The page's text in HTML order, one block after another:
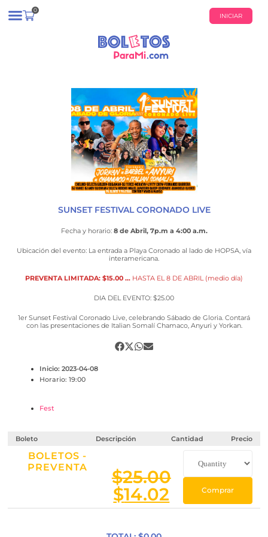
0
INICIAR
SUNSET FESTIVAL CORONADO LIVE
Fecha y horario: 8 de Abril, 7p.m a 4:00 a.m.
Ubicación del evento: La entrada a Playa Coronado al lado de HOPSA, vía
interamericana.
PREVENTA LIMITADA: $15.00 … HASTA EL 8 DE ABRIL (medio día)
DIA DEL EVENTO: $25.00
1er Sunset Festival Coronado Live, celebrando Sábado de Gloria. Contará
con las presentaciones de Italian Somalí Chamaco, Anyuri y Yorkan.
Inicio: 2023-04-08
Horario: 19:00
Fest
Boleto Descripción Cantidad Precio
BOLETOS -
PREVENTA
$25.00
$14.02 Comprar